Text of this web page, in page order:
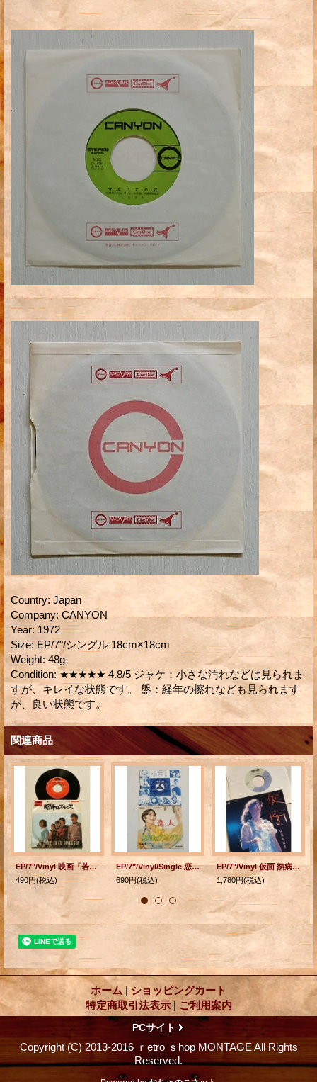
Country: Japan
Company: CANYON
Year: 1972
Size: EP/7"/シングル 18cm×18cm
Weight: 48g
Condition: ★★★★★ 4.8/5 ジャケ：小さな汚れなどは見られま
すが、キレイな状態です。 盤：経年の擦れなども見られます
が、良い状態です。
関連商品
EP/7"/Vinyl 映画「若者はゆく」挿入歌 昭和ブルース Showa blues 杉の木の下で Under the cedar tree ザ・ブルーベル・シンガーズ (1969) Polydor
490円(税込)
EP/7"/Vinyl/Single 恋人/思い出のグリーングラス 森山良子 (1969) PHILIPS
690円(税込)
EP/7"/Vinyl 仮面 熱病(New Version) 中島みゆき (1988) PONY CANION
1,780円(税込)
ホーム | ショッピングカート
特定商取引法表示 | ご利用案内
PCサイト
Copyright (C) 2013-2016 ｒetro ｓhop MONTAGE All Rights
Reserved.